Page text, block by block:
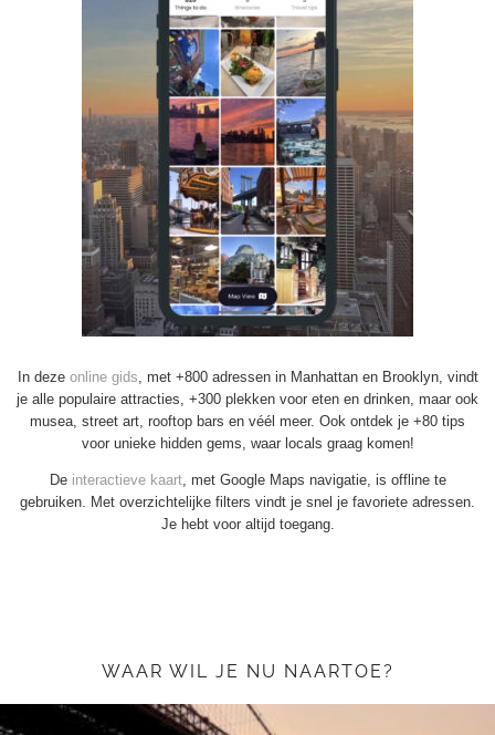
In deze online gids , met +800 adressen in Manhattan en Brooklyn, vindt
je alle populaire attracties, +300 plekken voor eten en drinken, maar ook
musea, street art, rooftop bars en véél meer. Ook ontdek je +80 tips
voor unieke hidden gems, waar locals graag komen!
De interactieve kaart, met Google Maps navigatie, is offline te
gebruiken. Met overzichtelijke filters vindt je snel je favoriete adressen.
Je hebt voor altijd toegang.
WAAR WIL JE NU NAARTOE?